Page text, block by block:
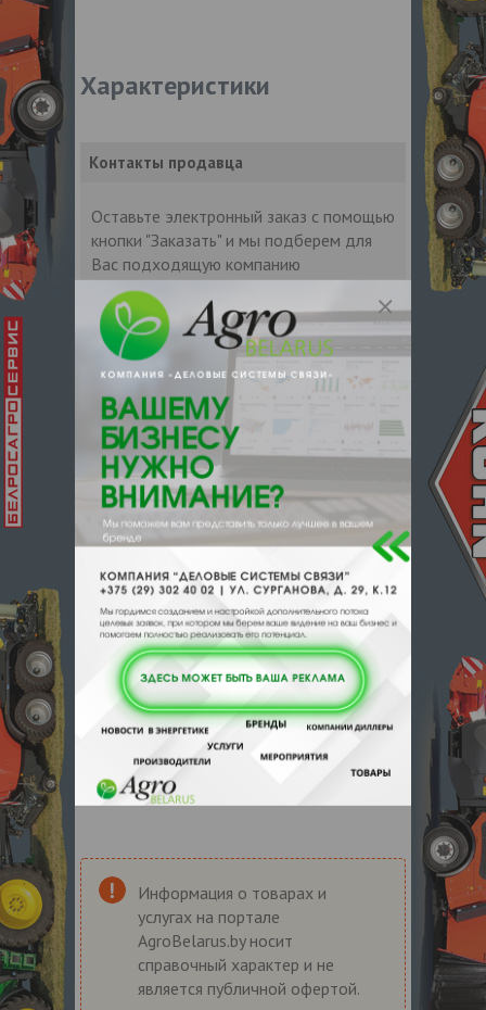
Характеристики
Контакты продавца
Оставьте электронный заказ с помощью
кнопки "Заказать" и мы подберем для
Вас подходящую компанию
поставщика.
Информация о товарах и
услугах на портале
AgroBelarus.by носит
справочный характер и не
является публичной офертой.